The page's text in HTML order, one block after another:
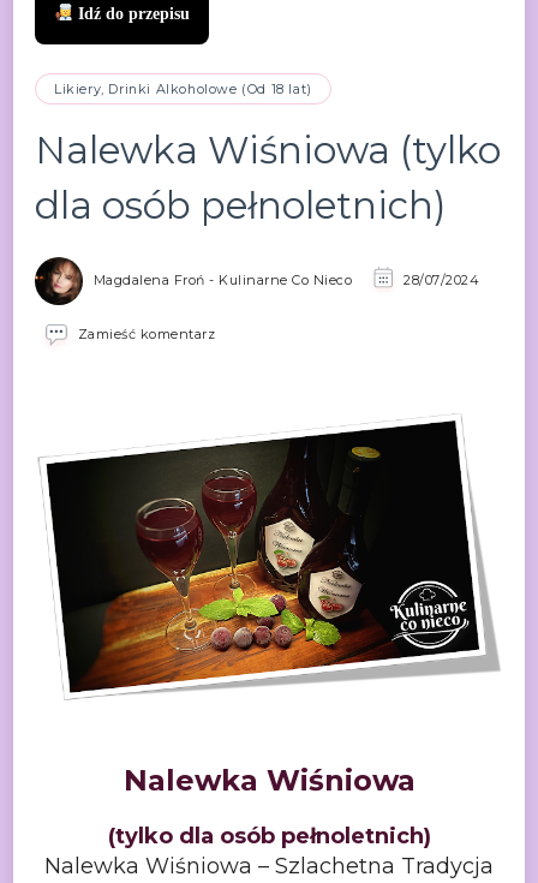
Idź do przepisu
Likiery, Drinki Alkoholowe (Od 18 lat)
Nalewka Wiśniowa (tylko
dla osób pełnoletnich)
Magdalena Froń - Kulinarne Co Nieco 28/07/2024
Zamieść komentarzwe
osób
pełnoletnich)
Nalewka Wiśniowa
(tylkodla osób pełnoletnich)
Nalewka Wiśniowa – Szlachetna Tradycja